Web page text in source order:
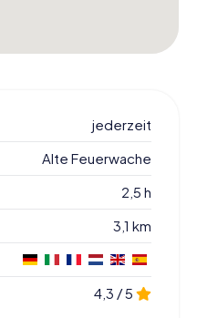
jederzeit
Alte Feuerwache
2,5 h
3,1 km
4,3 / 5